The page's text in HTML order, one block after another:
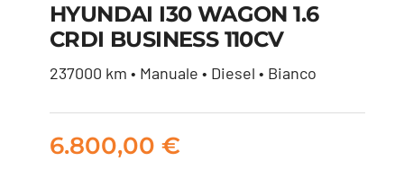
HYUNDAI I30
WAGON 1.6 CRDI
BUSINESS 110CV
6.800,00
HYUNDAI I30 WAGON 1.6
CRDI BUSINESS 110CV
237000 km • Manuale • Diesel • Bianco
6.800,00 €